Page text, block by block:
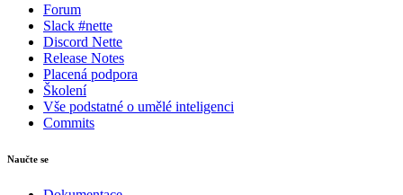
Forum
Slack #nette
Discord Nette
Release Notes
Placená podpora
Školení
Vše podstatné o umělé inteligenci
Commits
Naučte se